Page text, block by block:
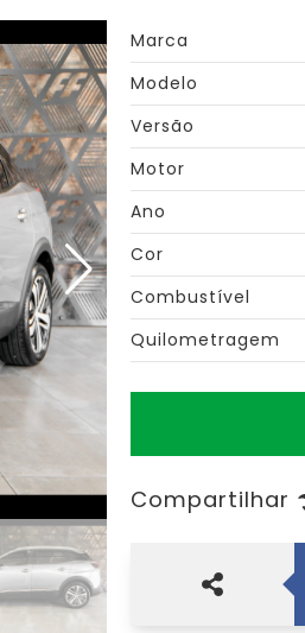
Marca
Modelo
Versão
Motor
Ano
Cor
Combustível
Quilometragem
Compartilhar